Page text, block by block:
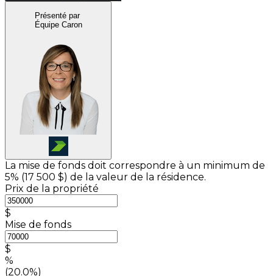
Présenté par
Équipe Caron
La mise de fonds doit correspondre à un minimum de
5% (17 500 $) de la valeur de la résidence.
Prix de la propriété
$
Mise de fonds
$
%
(20.0%)